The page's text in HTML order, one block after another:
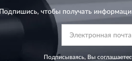
Подпишись, чтобы получать
Подписываясь, Вы